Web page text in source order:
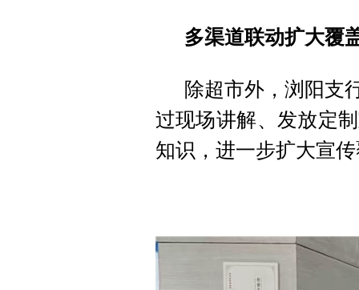
多渠道联动扩大覆
除超市外，浏阳支
过现场讲解、发放定
知识，进一步扩大宣